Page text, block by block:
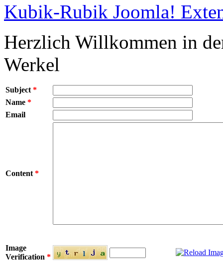
Kubik-Rubik Joomla!
Herzlich Willkommen in
Werkel
Subject *
Name *
Email
Content *
Image
Verification *